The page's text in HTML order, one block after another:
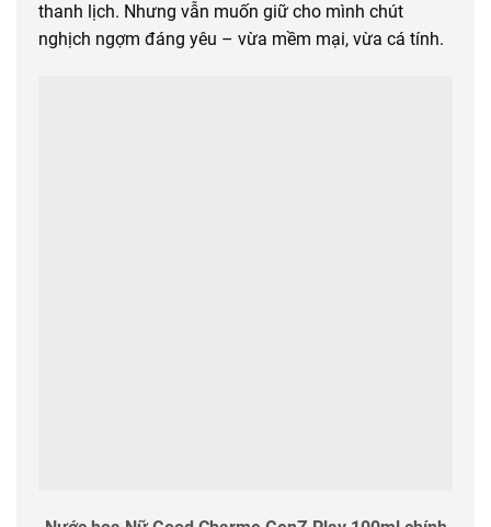
thanh lịch. Nhưng vẫn muốn giữ cho mình chút
nghịch ngợm đáng yêu – vừa mềm mại, vừa cá tính.